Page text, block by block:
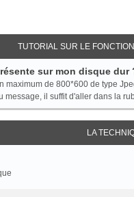
TUTORIAL SUR LE
sur mon disque dur
maximum de 800*600 de type
message, il suffit d'aller dans la
LA